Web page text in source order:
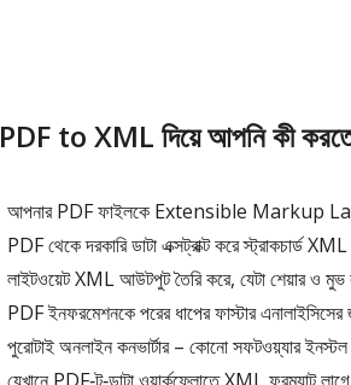
PDF to XML দিয়ে আপনি কী করতে
আপনার PDF ফাইলকে Extensible Markup
PDF থেকে দরকারি ডাটা এক্সট্রাক্ট করে স্ট্রাকচার্ড
লাইটওয়েট XML আউটপুট তৈরি করে, যেটা শেয়ার ও
PDF ইনফরমেশনকে পরের ধাপের ফাস্টার
পুরোটাই অনলাইন কনভার্টার – কোনো সফটওয়্যার ইনস্টল